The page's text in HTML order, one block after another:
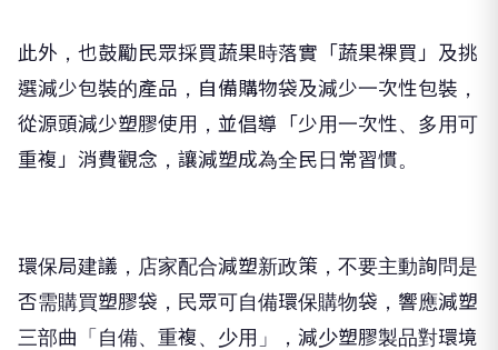
此外，也鼓勵民眾採買蔬果時落實「蔬果裸買」及挑
選減少包裝的產品，自備購物袋及減少一次性包裝，
從源頭減少塑膠使用，並倡導「少用一次性、多用可
重複」消費觀念，讓減塑成為全民日常習慣。
環保局建議，店家配合減塑新政策，不要主動詢問是
否需購買塑膠袋，民眾可自備環保購物袋，響應減塑
三部曲「自備、重複、少用」，減少塑膠製品對環境